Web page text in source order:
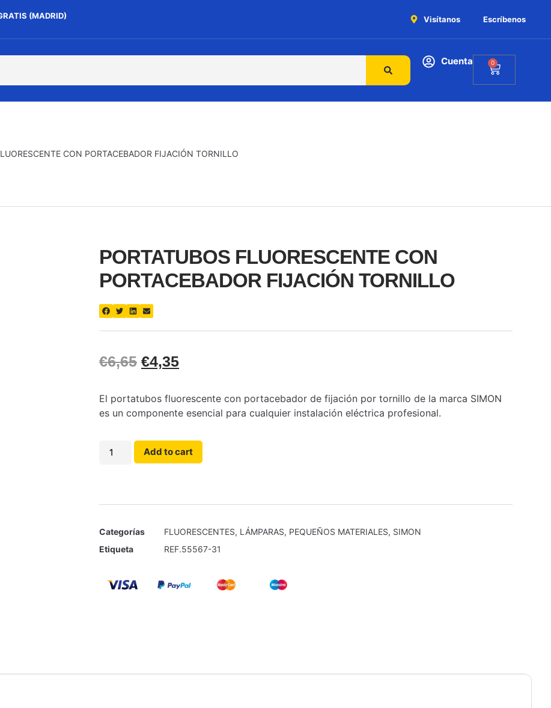
(MADRID) Visítanos Escríbenos
Cuenta 0
CON PORTACEBADOR FIJACIÓN TORNILLO
PORTATUBOS FLUORESCENTE CON
PORTACEBADOR FIJACIÓN TORNILLO
€6,65 €4,35
El portatubos fluorescente con portacebador de fijación por tornillo de la marca SIMON
es un componente esencial para cualquier instalación eléctrica profesional.
Add to cart
Categorías FLUORESCENTES, LÁMPARAS, PEQUEÑOS MATERIALES, SIMON
Etiqueta
REF.55567-31